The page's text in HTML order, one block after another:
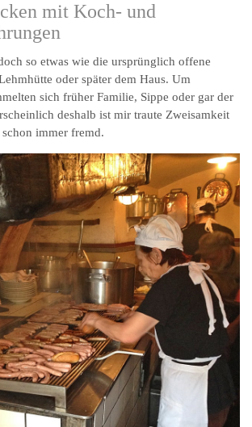
mit Koch- und
so etwas wie die ursprünglich offene
oder später dem Haus. Um
sich früher Familie, Sippe oder gar der
deshalb ist mir traute Zweisamkeit
immer fremd.